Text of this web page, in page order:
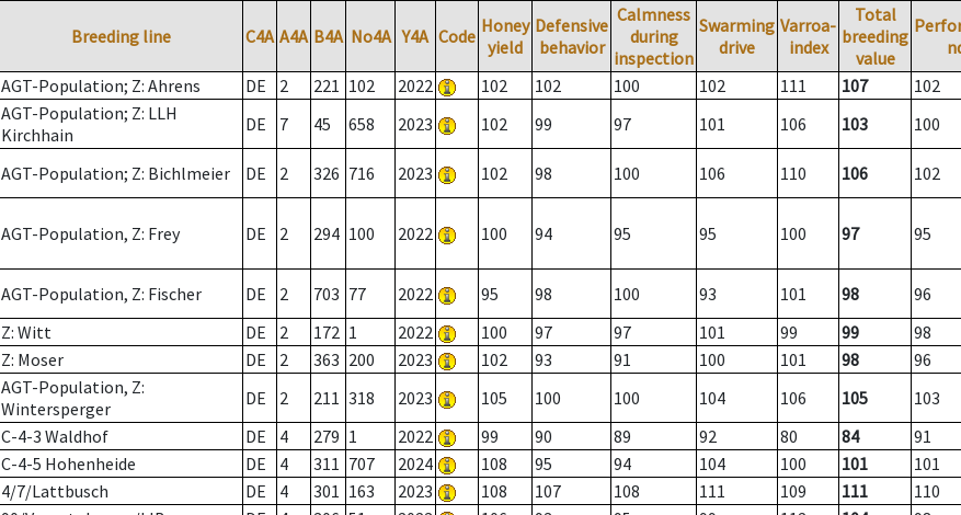
Breeding line C4A A4A B4A No4A Y4A Code Honey
yield
Defensive
behavior
Calmness
during
inspection
Swarming
drive
Varroa-
index
Total
breeding
value
AGT-Population; Z: Ahrens DE 2 221 102 2022 102 102 100 102 111 107
102
AGT-Population; Z: LLH
Kirchhain
DE 7 45 658 2023 102 99 97 101 106 103 100
AGT-Population; Z: Bichlmeier DE 2 326 716 2023 102 98 100 106 110 106 102
AGT-Population, Z: Frey DE 2 294 100 2022 100 94 95 95 100 97 95
AGT-Population, Z: Fischer DE 2 703 77 2022 95 98 100 93 101 98
96
Z: Witt DE 2 172 1 2022 100 97 97 101 99 99
98
Z: Moser DE 2 363 200 2023 102 93 91 100 101 98
96
AGT-Population, Z:
Wintersperger
DE 2 211 318 2023 105 100 100 104 106 105
103
C-4-3 Waldhof DE 4 279 1 2022 99 90 89 92 80 84
91
C-4-5 Hohenheide DE 4 311 707 2024 108 95 94 104 100 101
101
4/7/Lattbusch DE 4 301 163 2023 108 107 108 111 109 111
110